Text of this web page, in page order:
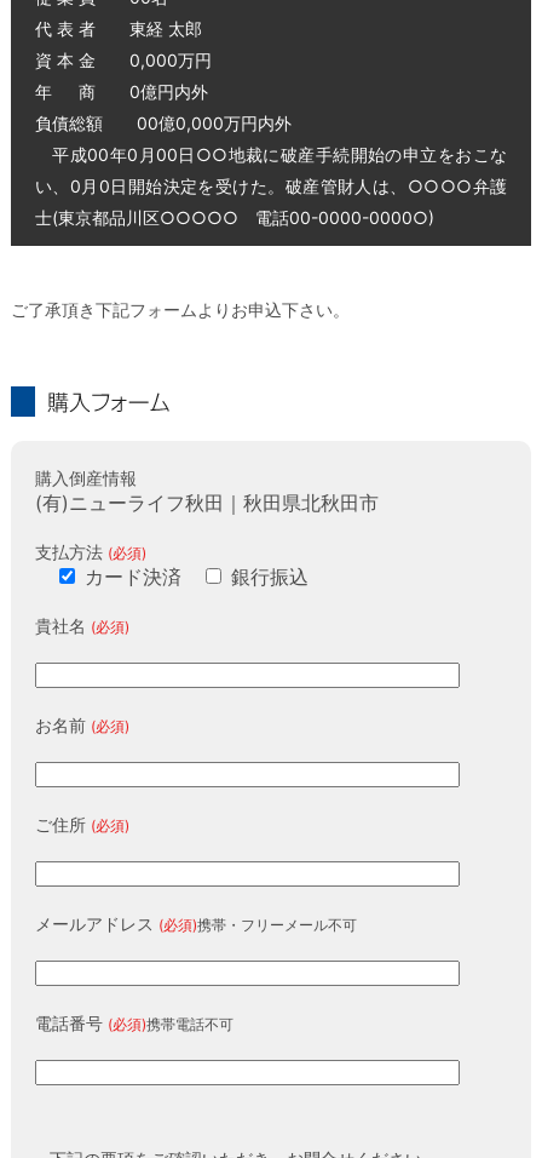
代 表 者 東経 太郎
資 本 金 0,000万円
年 商 0億円内外
負債総額 00億0,000万円内外
平成00年0月00日○○地裁に破産手続開始の申立をおこな
い、0月0日開始決定を受けた。破産管財人は、○○○○弁護
士(東京都品川区○○○○○ 電話00-0000-0000○)
ご了承頂き下記フォームよりお申込下さい。
購入倒産情報
(有)ニューライフ秋田｜秋田県北秋田市
支払方法 (必須)
カード決済 銀行振込
貴社名 (必須)
お名前 (必須)
ご住所 (必須)
メールアドレス (必須)携帯・フリーメール不可
電話番号 (必須)携帯電話不可